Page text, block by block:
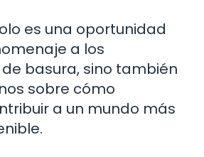
es una oportunidad
a los
basura, sino también
sobre cómo
a un mundo más